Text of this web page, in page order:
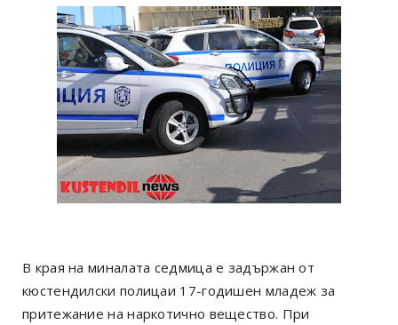
В края на миналата седмица е задържан от
кюстендилски полицаи 17-годишен младеж за
притежание на наркотично вещество. При